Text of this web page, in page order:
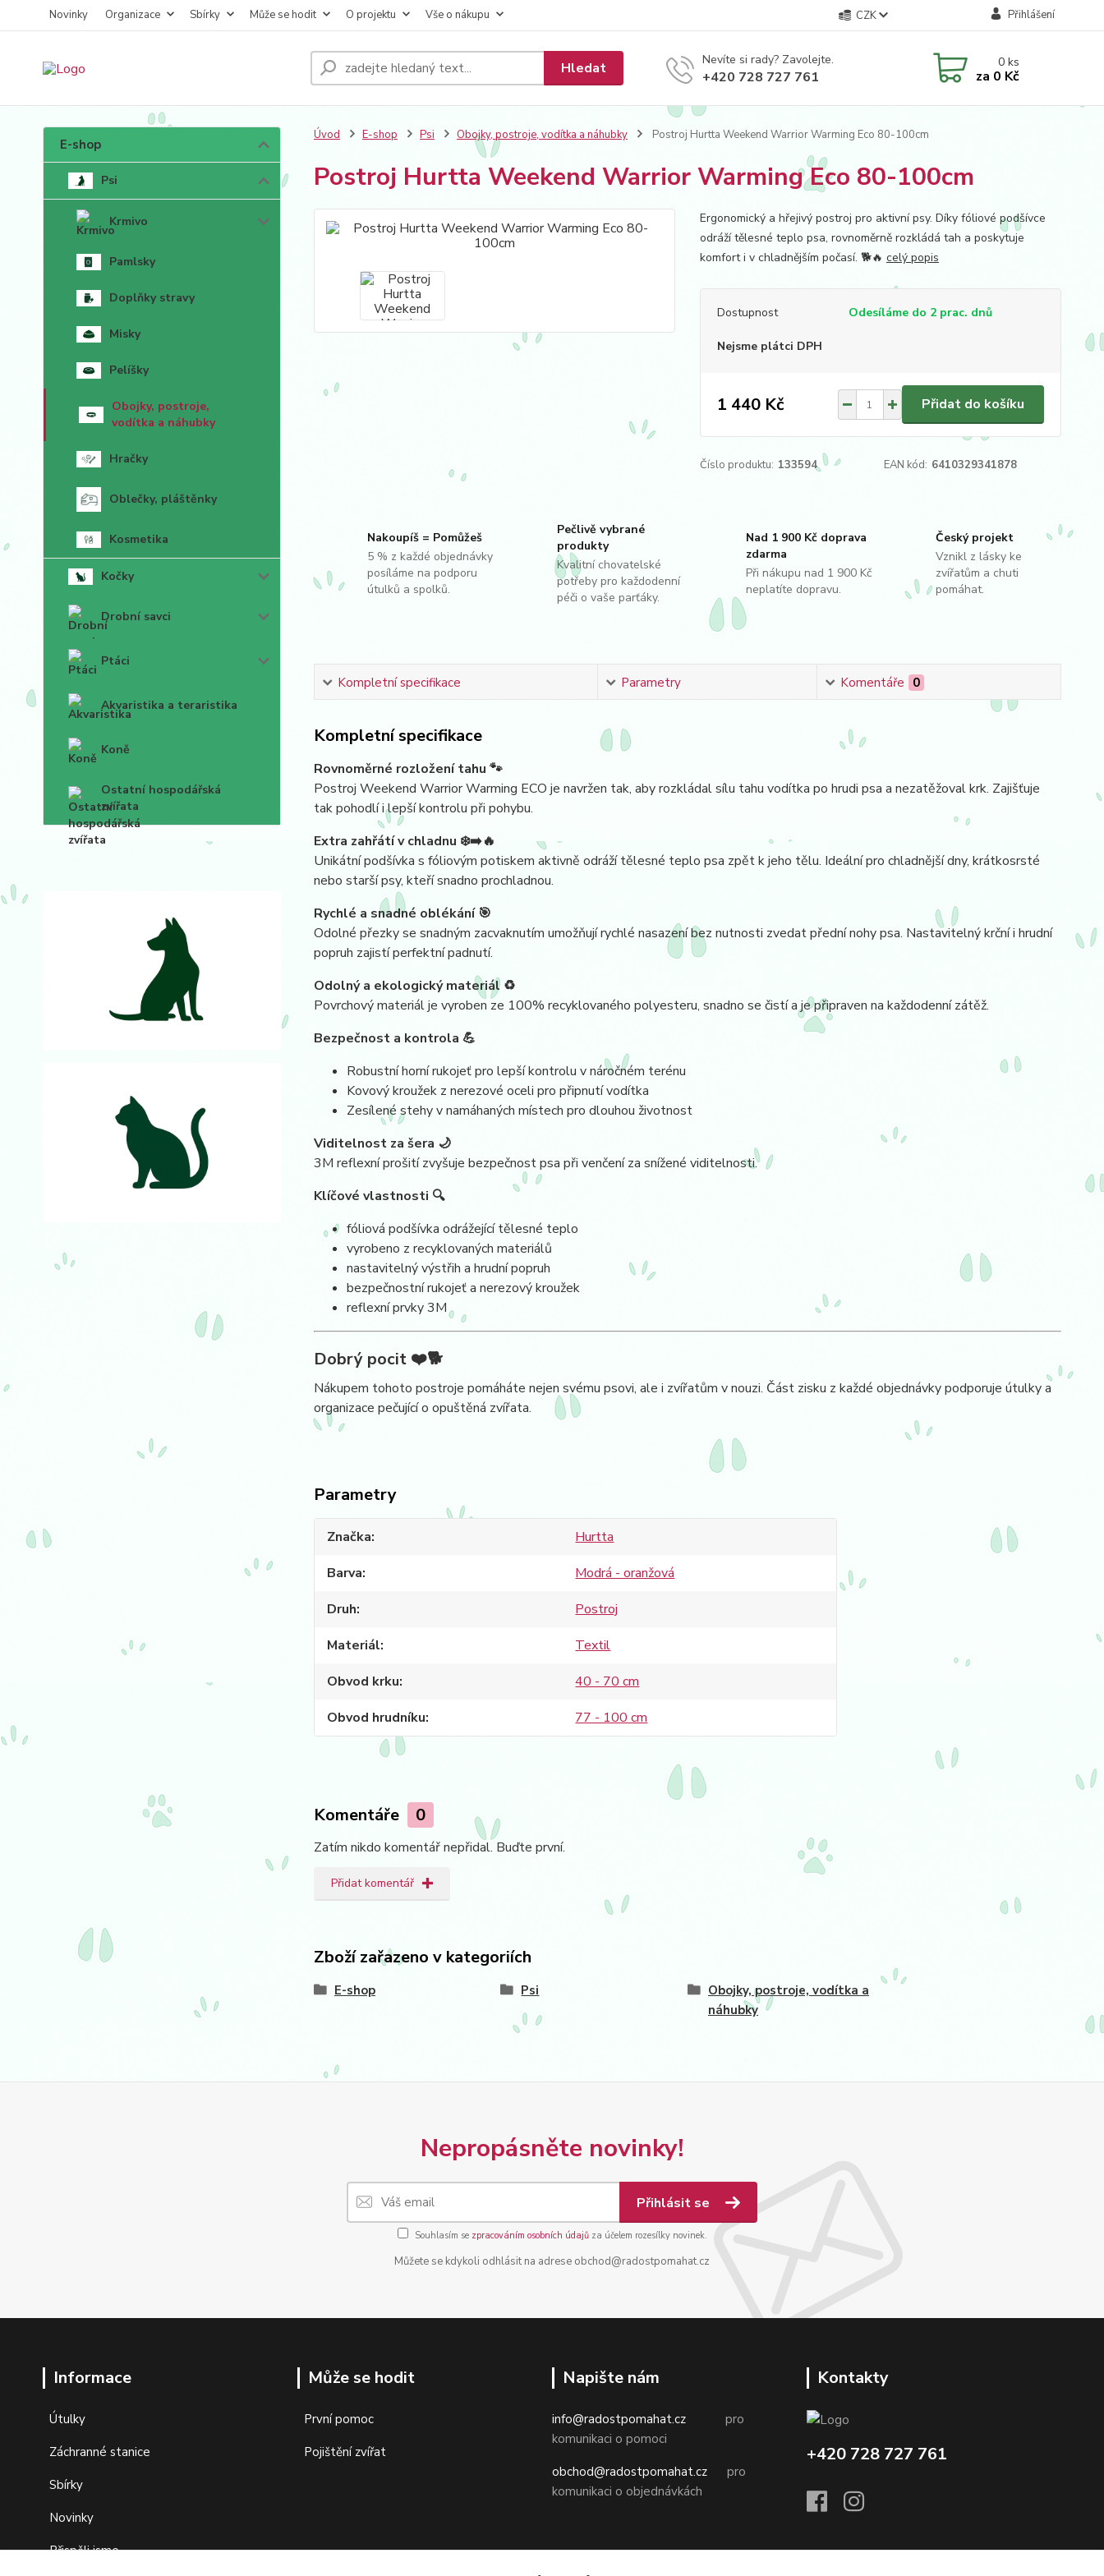
Novinky Organizace Sbírky Může se hodit O projektu Vše o nákupu CZK Přihlášení
Hledat Nevíte si rady? Zavolejte.
+420 728 727 761
0ks
za 0 Kč
E-shop
Psi
Krmivo
Pamlsky
Doplňky stravy
Misky
Pelíšky
Obojky, postroje,
vodítka a náhubky
Hračky
Oblečky, pláštěnky
Kosmetika
Kočky
Drobní savci
Ptáci
Akvaristika a teraristika
Koně
Ostatní hospodářská
zvířata
Úvod E-shop Psi Obojky, postroje, vodítka a náhubky Postroj Hurtta Weekend Warrior Warming Eco 80-100cm
Postroj Hurtta Weekend Warrior Warming Eco 80-100cm
Ergonomický a hřejivý postroj pro aktivní psy. Díky fóliové podšívce
odráží tělesné teplo psa, rovnoměrně rozkládá tah a poskytuje
komfort i v chladnějším počasí. 🐕🔥 celý popis
Dostupnost Odesíláme do 2 prac. dnů
Nejsme plátci DPH
1 440 Kč Přidat do košíku
Číslo produktu: 133594 EAN kód: 6410329341878
Nakoupíš = Pomůžeš
5 % z každé objednávky
posíláme na podporu
útulků a spolků.
Pečlivě vybrané
produkty
Kvalitní chovatelské
potřeby pro každodenní
péči o vaše parťáky.
Nad 1 900 Kč doprava
zdarma
Při nákupu nad 1 900 Kč
neplatíte dopravu.
Český projekt
Vznikl z lásky ke
zvířatům a chuti
pomáhat.
Kompletní specifikace Parametry Komentáře 0
Kompletní specifikace
Rovnoměrné rozložení tahu 🐾
Postroj Weekend Warrior Warming ECO je navržen tak, aby rozkládal sílu tahu vodítka po hrudi psa a nezatěžoval krk. Zajišťuje
tak pohodlí i lepší kontrolu při pohybu.
Extra zahřátí v chladnu ❄️➡️🔥
Unikátní podšívka s fóliovým potiskem aktivně odráží tělesné teplo psa zpět k jeho tělu. Ideální pro chladnější dny, krátkosrsté
nebo starší psy, kteří snadno prochladnou.
Rychlé a snadné oblékání 🎯
Odolné přezky se snadným zacvaknutím umožňují rychlé nasazení bez nutnosti zvedat přední nohy psa. Nastavitelný krční i hrudní
popruh zajistí perfektní padnutí.
Odolný a ekologický materiál ♻️
Povrchový materiál je vyroben ze 100% recyklovaného polyesteru, snadno se čistí a je připraven na každodenní zátěž.
Bezpečnost a kontrola 💪
Robustní horní rukojeť pro lepší kontrolu v náročném terénu
Kovový kroužek z nerezové oceli pro připnutí vodítka
Zesílené stehy v namáhaných místech pro dlouhou životnost
Viditelnost za šera 🌙
3M reflexní prošití zvyšuje bezpečnost psa při venčení za snížené viditelnosti.
Klíčové vlastnosti 🔍
fóliová podšívka odrážející tělesné teplo
vyrobeno z recyklovaných materiálů
nastavitelný výstřih a hrudní popruh
bezpečnostní rukojeť a nerezový kroužek
reflexní prvky 3M
Dobrý pocit ❤️🐕
Nákupem tohoto postroje pomáháte nejen svému psovi, ale i zvířatům v nouzi. Část zisku z každé objednávky podporuje útulky a
organizace pečující o opuštěná zvířata.
Parametry
Značka
Hurtta
Barva
Modrá - oranžová
Druh
Postroj
Materiál
Textil
Obvod krku
40 - 70 cm
Obvod hrudníku
77 - 100 cm
Komentáře 0
Zatím nikdo komentář nepřidal. Buďte první.
Přidat komentář
Zboží zařazeno v kategoriích
E-shop Psi
Obojky, postroje, vodítka a
náhubky
Nepropásněte novinky!
Přihlásit se
Souhlasím se zpracováním osobních údajůza účelem rozesílky novinek.
Můžete se kdykoli odhlásit na adrese obchod@radostpomahat.cz
Informace
Útulky
Záchranné stanice
Sbírky
Novinky
Přispěli jsme
Může se hodit
První pomoc
Pojištění zvířat
Napište nám
info@radostpomahat.cz pro
komunikaci o pomoci
obchod@radostpomahat.cz pro
komunikaci o objednávkách
Kontakty
+420 728 727 761